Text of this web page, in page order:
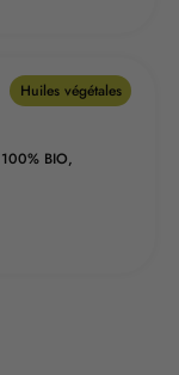
Huiles végétales
BIO,